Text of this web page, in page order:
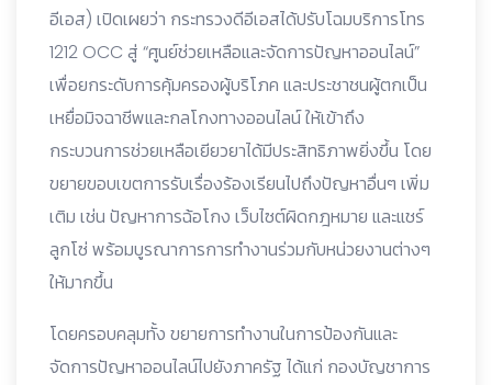
อีเอส) เปิดเผยว่า กระทรวงดีอีเอสได้ปรับโฉมบริการโทร
1212 OCC สู่ “ศูนย์ช่วยเหลือและจัดการปัญหาออนไลน์”
เพื่อยกระดับการคุ้มครองผู้บริโภค และประชาชนผู้ตกเป็น
เหยื่อมิจฉาชีพและกลโกงทางออนไลน์ ให้เข้าถึง
กระบวนการช่วยเหลือเยียวยาได้มีประสิทธิภาพยิ่งขึ้น โดย
ขยายขอบเขตการรับเรื่องร้องเรียนไปถึงปัญหาอื่นๆ เพิ่ม
เติม เช่น ปัญหาการฉ้อโกง เว็บไซต์ผิดกฎหมาย และแชร์
ลูกโซ่ พร้อมบูรณาการการทำงานร่วมกับหน่วยงานต่างๆ
ให้มากขึ้น
โดยครอบคลุมทั้ง ขยายการทำงานในการป้องกันและ
จัดการปัญหาออนไลน์ไปยังภาครัฐ ได้แก่ กองบัญชาการ